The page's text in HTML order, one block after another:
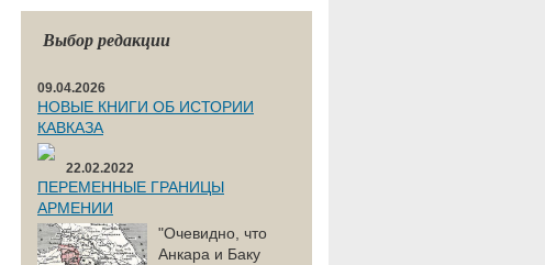
Выбор редакции
09.04.2026
НОВЫЕ КНИГИ ОБ ИСТОРИИ
КАВКАЗА
22.02.2022
ПЕРЕМЕННЫЕ ГРАНИЦЫ
АРМЕНИИ
"Очевидно, что
Анкара и Баку